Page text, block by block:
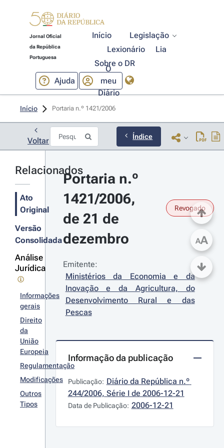
Jornal Oficial
da República
Portuguesa
Início
Legislação
Lexionário
Lia
Sobre o DR
Ajuda
O
meu
Diário
Início Portaria n.º 1421/2006
Voltar Índice
Relacionados
Ato
Original
Versão
Consolidada
Análise
Jurídica
Informações
gerais
Direito
da
União
Europeia
Regulamentação
Modificações
Outros
Tipos
Portaria n.º
1421/2006,
de 21 de
dezembro
Revogado
Emitente:
Ministérios da Economia e da
Inovação e da Agricultura, do
Desenvolvimento Rural e das
Pescas
Informação da publicação
Publicação: Diário da República n.º
244/2006, Série I de 2006-12-21
Data de Publicação: 2006-12-21
AA